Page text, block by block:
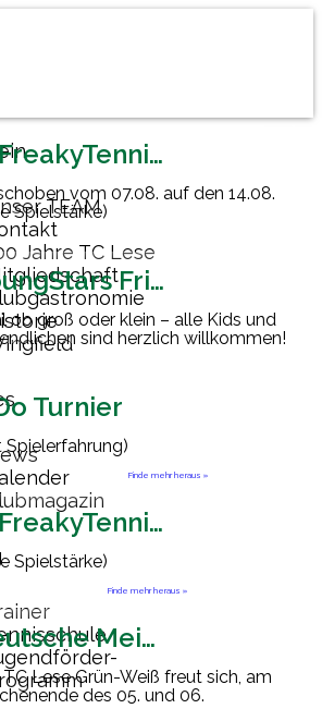
TEAM
Jahre TC Lese
4. FreakyTennisFriday
vom 07.08. auf den 14.08.
Spielstärke)
YoungStars Friday
ob groß oder klein – alle Kids und
sind herzlich willkommen!
Turnier
Spielerfahrung)
Finde mehr heraus »
5. FreakyTennisFriday
Spielstärke)
Finde mehr heraus »
Deutsche Meisterschaft Herren 60
TC Lese Grün-Weiß freut sich, am
des 05. und 06.